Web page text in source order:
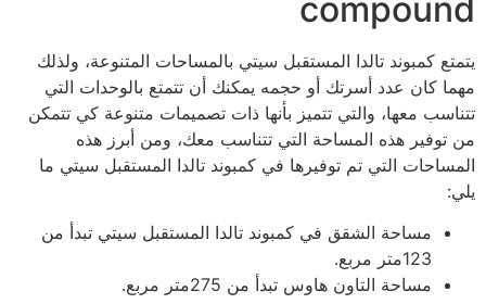
compound
يتمتع كمبوند تالدا المستقبل سيتي بالمساحات المتنوعة، ولذلك
مهما كان عدد أسرتك أو حجمه يمكنك أن تتمتع بالوحدات التي
تتناسب معها، والتي تتميز بأنها ذات تصميمات متنوعة كي تتمكن
من توفير هذه المساحة التي تتناسب معك، ومن أبرز هذه
المساحات التي تم توفيرها في كمبوند تالدا المستقبل سيتي ما
يلي:
مساحة الشقق في كمبوند تالدا المستقبل سيتي تبدأ من
123متر مربع.
مساحة التاون هاوس تبدأ من 275متر مربع.